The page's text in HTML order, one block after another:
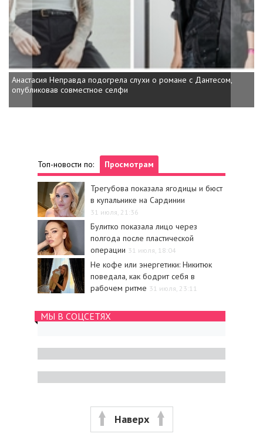
Анастасия Неправда подогрела слухи о романе с Дантесом,
опубликовав совместное селфи
Топ-новости по: Просмотрам
Трегубова показала ягодицы и бюст
в купальнике на Сардинии
31 июля, 21:36
Булитко показала лицо через
полгода после пластической
операции 31 июля, 18:04
Не кофе или энергетики: Никитюк
поведала, как бодрит себя в
рабочем ритме 31 июля, 23:11
МЫ В СОЦСЕТЯХ
Наверх